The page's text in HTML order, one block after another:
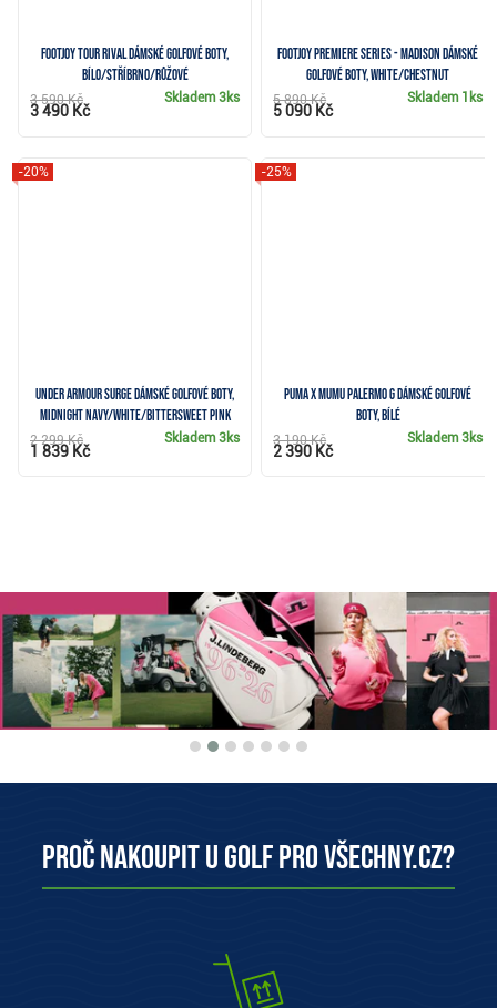
FootJoy Tour Rival dámské golfové boty,
bílo/stříbrno/růžové
Skladem3ks
3 590 Kč
3 490 Kč
FootJoy Premiere Series - Madison dámské
golfové boty, white/chestnut
Skladem 1ks
5 890 Kč
5 090 Kč
Under Armour Surge dámské golfové boty,
midnight navy/white/bittersweet pink
-20%
Skladem3ks
2 299 Kč
1 839 Kč
Puma x Mumu Palermo G dámské golfové
boty, bílé
-25%
Skladem3ks
3 190 Kč
2 390 Kč
Proč nakoupit u Golf pro všechny.cz?